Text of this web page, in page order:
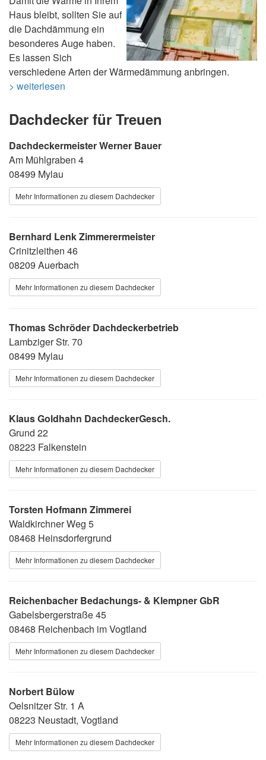
Haus bleibt, sollten Sie auf
die Dachdämmung ein
besonderes Auge haben.
Es lassen Sich
verschiedene Arten der Wärmedämmung anbringen.
> weiterlesen
Dachdecker für Treuen
Dachdeckermeister Werner Bauer
Am Mühlgraben 4
08499 Mylau
Mehr Informationen zu diesem Dachdecker
Bernhard Lenk Zimmerermeister
Crinitzleithen 46
08209 Auerbach
Mehr Informationen zu diesem Dachdecker
Thomas Schröder Dachdeckerbetrieb
Lambziger Str. 70
08499 Mylau
Mehr Informationen zu diesem Dachdecker
Klaus Goldhahn DachdeckerGesch.
Grund 22
08223 Falkenstein
Mehr Informationen zu diesem Dachdecker
Torsten Hofmann Zimmerei
Waldkirchner Weg 5
08468 Heinsdorfergrund
Mehr Informationen zu diesem Dachdecker
Reichenbacher Bedachungs- & Klempner GbR
Gabelsbergerstraße 45
08468 Reichenbach im Vogtland
Mehr Informationen zu diesem Dachdecker
Norbert Bülow
Oelsnitzer Str. 1 A
08223 Neustadt, Vogtland
Mehr Informationen zu diesem Dachdecker